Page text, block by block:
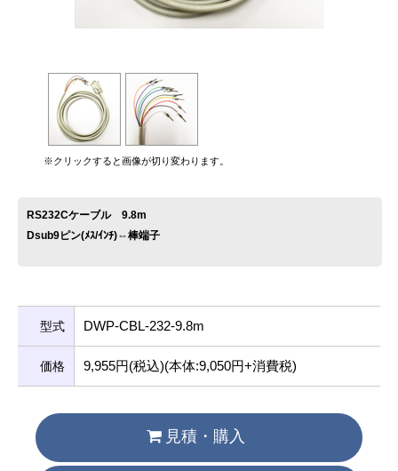
※クリックすると画像が切り変わります。
RS232Cケーブル 9.8m
Dsub9ピン(ﾒｽ/ｲﾝﾁ)⇔棒端子
型式 DWP-CBL-232-9.8m
価格 9,955円(税込)(本体:9,050円+消費税)
見積・購入